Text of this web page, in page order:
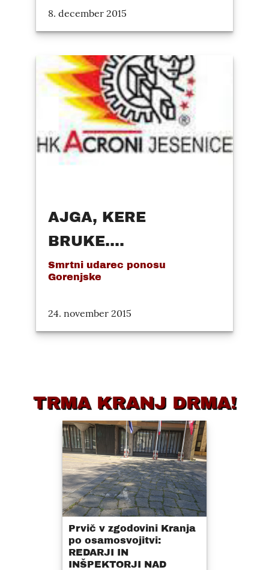
8. december 2015
AJGA, KERE
BRUKE....
Smrtni udarec ponosu
Gorenjske
24. november 2015
TRMA KRANJ DRMA!
Prvič v zgodovini Kranja
po osamosvojitvi:
REDARJI IN
INŠPEKTORJI NAD